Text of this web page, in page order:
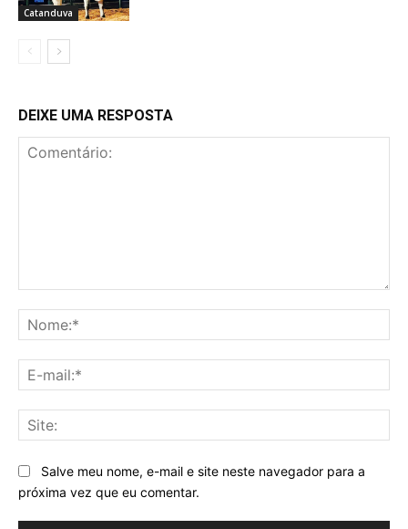
Catanduva
DEIXE UMA RESPOSTA
Salve meu nome, e-mail e site neste navegador para a
próxima vez que eu comentar.